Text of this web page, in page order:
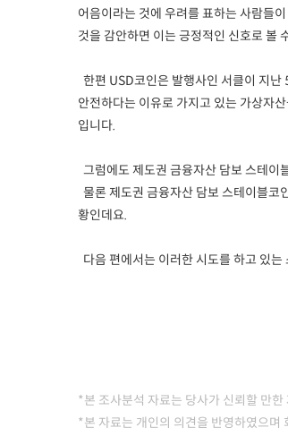
어음이라는 것에 우려를 표하는 사람들
것을 감안하면 이는 긍정적인 신호로 볼
한편 USD코인은 발행사인 서클이 지
안전하다는 이유로 가지고 있는 가상자
입니다.
그럼에도 제도권 금융자산 담보 스테이
물론 제도권 금융자산 담보 스테이블코
황인데요.
다음 편에서는 이러한 시도를 하고 있
*본 조사분석 자료는 당사가 신뢰할 만
*본 자료는 개인의 의견을 반영하였으며